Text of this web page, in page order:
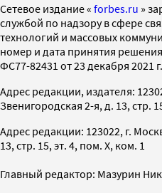
Cетевое издание « forbes.ru »
службой по надзору в сфере
технологий и массовых
номер и дата принятия
ФС77-82431 от 23 декабря 2021 г.
Адрес редакции, издателя:
Звенигородская 2-я, д. 13, стр.
Адрес редакции: 123022, г.
13, стр. 15, эт. 4, пом. X, ком. 1
Главный редактор: Мазурин